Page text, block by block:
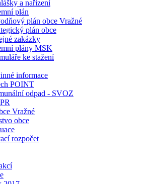
a nařízení
plán
plán obce Vražné
plán obce
zakázky
plány MSK
ke stažení
informace
POINT
odpad - SVOZ
Vražné
obce
rozpočet